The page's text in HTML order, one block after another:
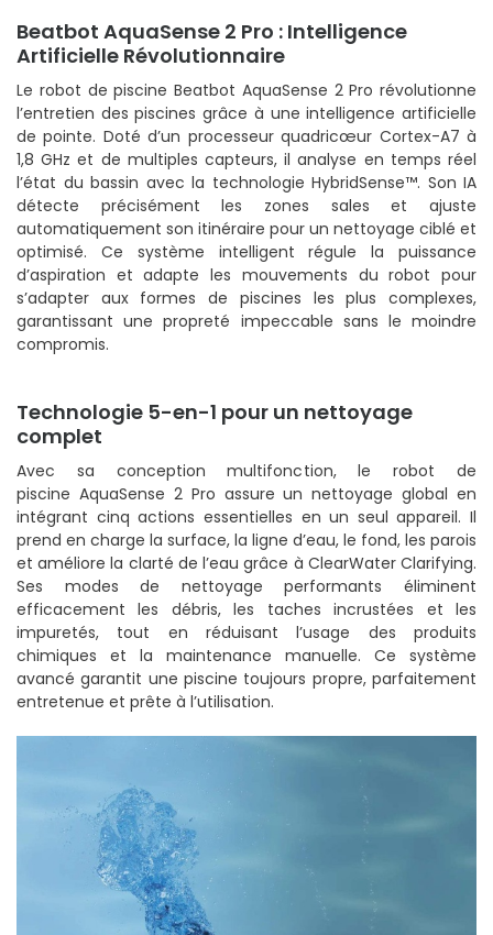
Beatbot AquaSense 2 Pro : Intelligence
Artificielle Révolutionnaire
Le robot de piscine Beatbot AquaSense 2 Pro révolutionne
l’entretien des piscines grâce à une intelligence artificielle
de pointe. Doté d’un processeur quadricœur Cortex-A7 à
1,8 GHz et de multiples capteurs, il analyse en temps réel
l’état du bassin avec la technologie HybridSense™. Son IA
détecte précisément les zones sales et ajuste
automatiquement son itinéraire pour un nettoyage ciblé et
optimisé. Ce système intelligent régule la puissance
d’aspiration et adapte les mouvements du robot pour
s’adapter aux formes de piscines les plus complexes,
garantissant une propreté impeccable sans le moindre
compromis.
Technologie 5-en-1 pour un nettoyage
complet
Avec sa conception multifonction, le robot de
piscine AquaSense 2 Pro assure un nettoyage global en
intégrant cinq actions essentielles en un seul appareil. Il
prend en charge la surface, la ligne d’eau, le fond, les parois
et améliore la clarté de l’eau grâce à ClearWater Clarifying.
Ses modes de nettoyage performants éliminent
efficacement les débris, les taches incrustées et les
impuretés, tout en réduisant l’usage des produits
chimiques et la maintenance manuelle. Ce système
avancé garantit une piscine toujours propre, parfaitement
entretenue et prête à l’utilisation.